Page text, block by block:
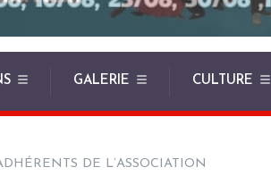
GALERIE CULTURE
DE L’ASSOCIATION